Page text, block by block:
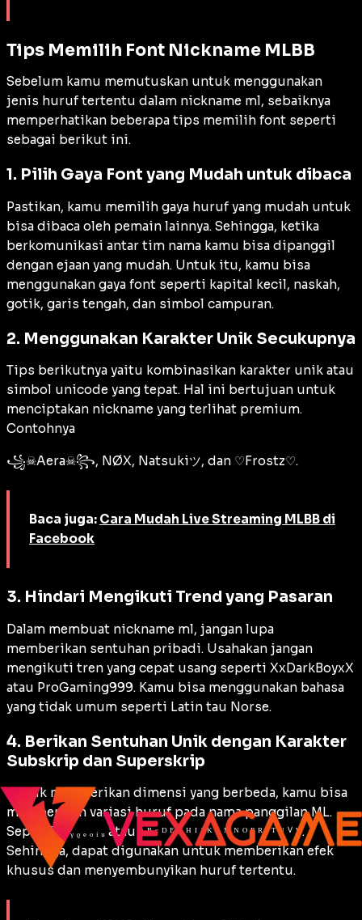
Tips Memilih Font Nickname MLBB
Sebelum kamu memutuskan untuk menggunakan
jenis huruf tertentu dalam nickname ml, sebaiknya
memperhatikan beberapa tips memilih font seperti
sebagai berikut ini.
1. Pilih Gaya Font yang Mudah untuk dibaca
Pastikan, kamu memilih gaya huruf yang mudah untuk
bisa dibaca oleh pemain lainnya. Sehingga, ketika
berkomunikasi antar tim nama kamu bisa dipanggil
dengan ejaan yang mudah. Untuk itu, kamu bisa
menggunakan gaya font seperti kapital kecil, naskah,
gotik, garis tengah, dan simbol campuran.
2. Menggunakan Karakter Unik Secukupnya
Tips berikutnya yaitu kombinasikan karakter unik atau
simbol unicode yang tepat. Hal ini bertujuan untuk
menciptakan nickname yang terlihat premium.
Contohnya
꧁☠︎Aera☠︎꧂, NØX, Natsukiツ, dan ♡Frostz♡.
Baca juga: Cara Mudah Live Streaming MLBB di
Facebook
3. Hindari Mengikuti Trend yang Pasaran
Dalam membuat nickname ml, jangan lupa
memberikan sentuhan pribadi. Usahakan jangan
mengikuti tren yang cepat usang seperti XxDarkBoyxX
atau ProGaming999. Kamu bisa menggunakan bahasa
yang tidak umum seperti Latin tau Norse.
4. Berikan Sentuhan Unik dengan Karakter
Subskrip dan Superskrip
Untuk memberikan dimensi yang berbeda, kamu bisa
memberikan variasi huruf pada nama panggilan ML.
Seperti ₐ ᵦ ᵧ ᵨ ₑ ₒ ᵢ ᵤ atau ᴬ ᴮ ᶜ ᴰ ᴱ ᴳ ᴴ ᴵ ᴶ ᴷ ᴸ ᴹ ᴺ ᴼ ᴾ ᴿ ˢ ᵀ ᵁ ⱽ ᵂ.
Sehingga, dapat digunakan untuk memberikan efek
khusus dan menyembunyikan huruf tertentu.